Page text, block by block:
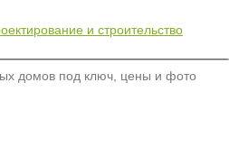
домов под ключ, цены и фото